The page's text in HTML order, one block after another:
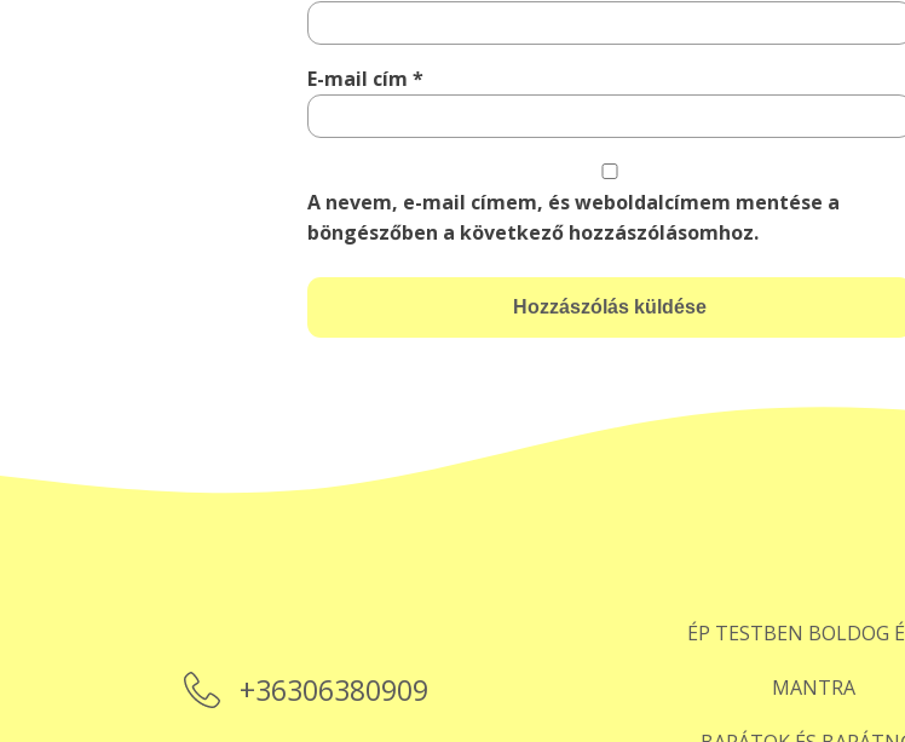
E-mail cím*
A nevem, e-mail címem, és weboldalcímem mentése a
böngészőben a következő hozzászólásomhoz.
+36306380909
ÉP TESTBEN BOLDOG
MANTRA